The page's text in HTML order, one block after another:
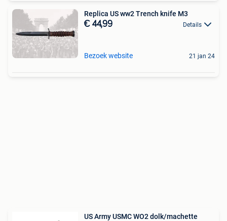
Replica US ww2 Trench knife M3
€ 44,99 Details
Bezoek website 21 jan 24
US Army USMC WO2 dolk/machette